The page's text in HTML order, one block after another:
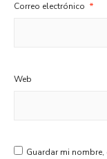
Correo electrónico *
Web
Guardar mi